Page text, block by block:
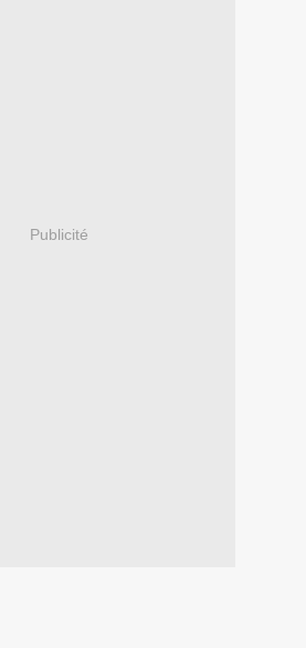
Publicité